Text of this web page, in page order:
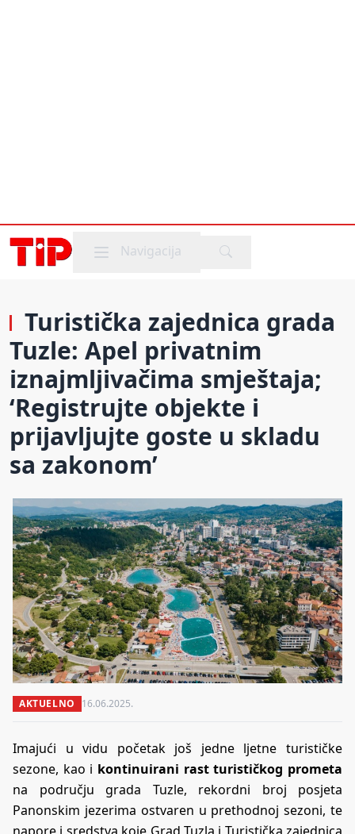
Mobile menu
Navigacija
Turistička zajednica grada
Tuzle: Apel privatnim
iznajmljivačima smještaja;
‘Registrujte objekte i
prijavljujte goste u skladu
sa zakonom’
AKTUELNO 16.06.2025.
Imajući u vidu početak još jedne ljetne turističke
sezone, kao i kontinuirani rast turističkog prometa
na području grada Tuzle, rekordni broj posjeta
Panonskim jezerima ostvaren u prethodnoj sezoni, te